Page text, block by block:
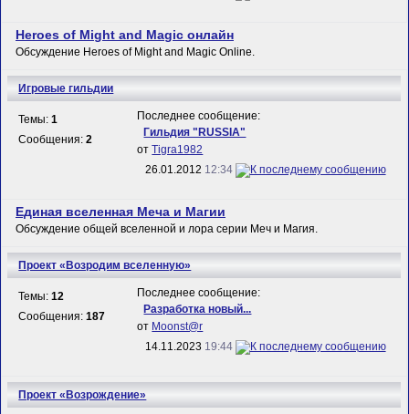
Heroes of Might and Magic онлайн
Обсуждение Heroes of Might and Magic Online.
Игровые гильдии
Темы:1
Сообщения:2
Последнее сообщение:
Гильдия "RUSSIA"
отTigra1982
26.01.2012 12:34
Единая вселенная Меча и Магии
Обсуждение общей вселенной и лора серии Меч и Магия.
Проект «Возродим вселенную»
Темы:12
Сообщения:187
Последнее сообщение:
Разработка новый...
от Mооnst@r
14.11.2023 19:44
Проект «Возрождение»